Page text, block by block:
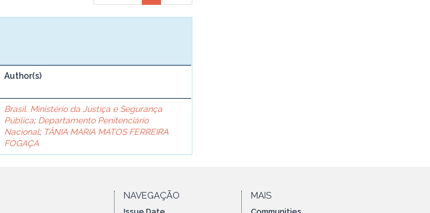
Author(s)
Brasil. Ministério da Justiça e Segurança
Pública; Departamento Penitenciário
Nacional; TÂNIA MARIA MATOS FERREIRA
FOGAÇA
NAVEGAÇÃO MAIS